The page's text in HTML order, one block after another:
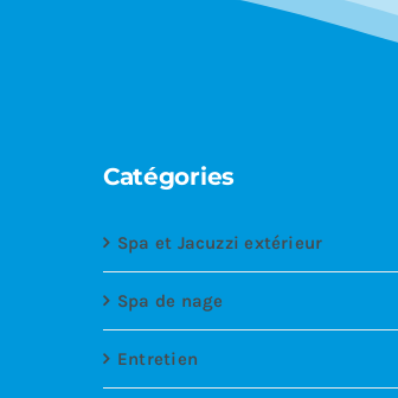
Catégories
Spa et Jacuzzi extérieur
Spa de nage
Entretien